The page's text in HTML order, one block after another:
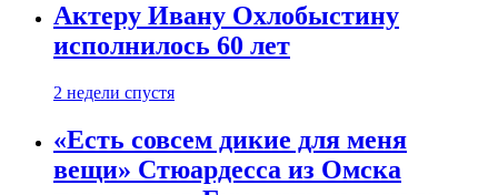
Актеру Ивану Охлобыстину
исполнилось 60 лет
2 недели спустя
«Есть совсем дикие для меня
вещи» Стюардесса из Омска